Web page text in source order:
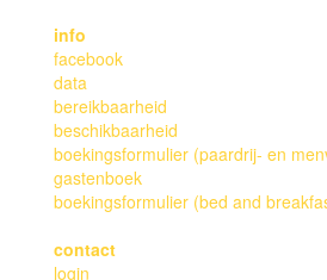
info
facebook
data
bereikbaarheid
beschikbaarheid
boekingsformulier (paardrij- en
gastenboek
boekingsformulier (bed and
contact
login